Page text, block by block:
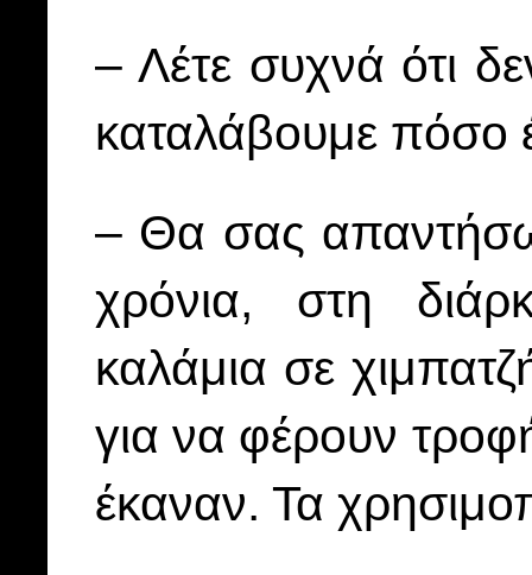
– Λέτε συχνά ότι
καταλάβουμε πόσο
– Θα σας
χρόνια, στη
καλάμια σε
για να φέρουν
έκαναν. Τα